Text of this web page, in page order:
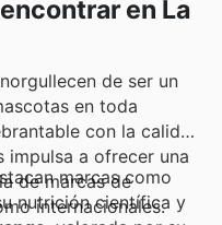
en La
de ser un
en toda
con la calidad
a ofrecer una
de marcas de
internacionales.
marcas como
nutrición científica y